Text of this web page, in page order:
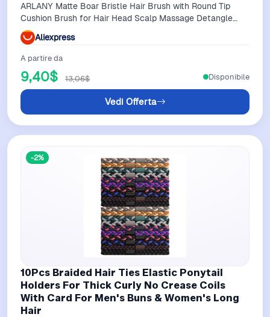
ARLANY Matte Boar Bristle Hair Brush with Round Tip
Cushion Brush for Hair Head Scalp Massage Detangle
Hairbrush for Curly Care
Aliexpress
A partire da
9,40$ 13,06$
Vedi Offerta
Disponibile
-2%
10Pcs Braided Hair Ties Elastic Ponytail
Holders For Thick Curly No Crease Coils
With Card For Men's Buns & Women's Long
Hair